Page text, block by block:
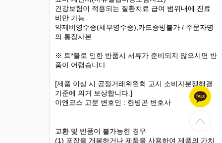
건강보험이 적용되는 질환치료 급여 범위내에 진료
비만 가능
약제비영수증(세부영수증),카드증빙불가 / 주문자명
의 통장사본
※ 트*블로 인한 반품시 서류가 준비되지 않으시면 반
품이 어렵습니다.
[제품 이상 시 공정거래위원회 고시 소비자분쟁해결
기준에 의거 보상합니다.]
이엔코스 고문 변호인 : 한병곤 변호사
교환 및 반품이 불가능한 경우
(1) 포장을 개봉하거나 제품을 사용하여 제품의 가치